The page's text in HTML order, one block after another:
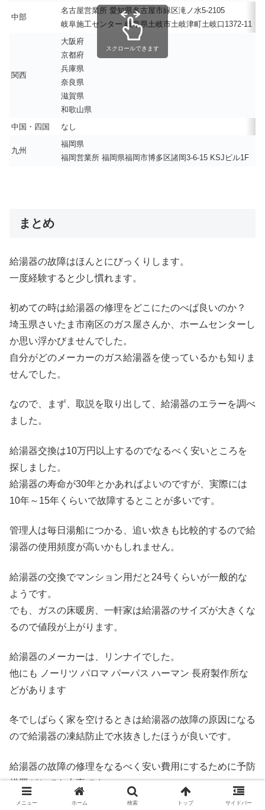
中部
名古屋営業所 愛知県名古屋市緑区滝ノ水5-2105
岐阜施工センター 岐阜県土岐市土岐津町土岐口1372-11
関西
大阪府
京都府
兵庫県
奈良県
滋賀県
和歌山県
中国・四国
なし
九州
福岡県
福岡営業所 福岡県福岡市博多区諸岡3-6-15 KSJビル1F
スクロールできます
まとめ
給湯器の故障はほんとにびっくりします。
一度経験すると少し慣れます。
初めての時は給湯器の修理をどこにたのべば良いのか？
埼玉県さいたま市南区のガス屋さんか、ホームセンターし
か思い浮かびませんでした。
自分がどのメーカーのガス給湯器を使っているかも知りま
せんでした。
なので、まず、取説を取り出して、給湯器のエラーを調べ
ました。
給湯器交換は10万円以上するのでなるべく安いところを
探しました。
給湯器の寿命が30年とかあればよいのですが、実際には
10年～15年くらいで故障するとことが多いです。
管理人は毎日湯船につかる、追い炊きも比較的するので給
湯器の使用頻度が高いかもしれません。
給湯器の交換でマンション用だと24号くらいが一般的な
ようです。
でも、ガスの床暖房、一軒家は給湯器のサイズが大きくな
るので値段が上がります。
給湯器のメーカーは、リンナイでした。
他にも ノーリツ パロマ パーパス ハーマン 長府製作所な
どがあります
冬でしばらく家を空けるときは給湯器の故障の原因になる
ので給湯器の凍結防止で水抜きしたほうが良いです。
給湯器の故障の修理をなるべく安い費用にするために予防
措置がとても大事です。
メニュー ホーム 検索 トップ サイドバー